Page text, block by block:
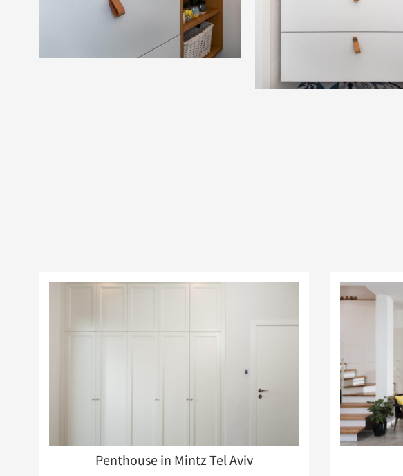
Penthouse in Mintz Tel Aviv